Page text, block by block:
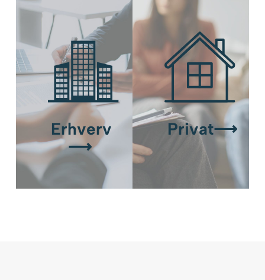
Erhverv
⟶
Privat⟶